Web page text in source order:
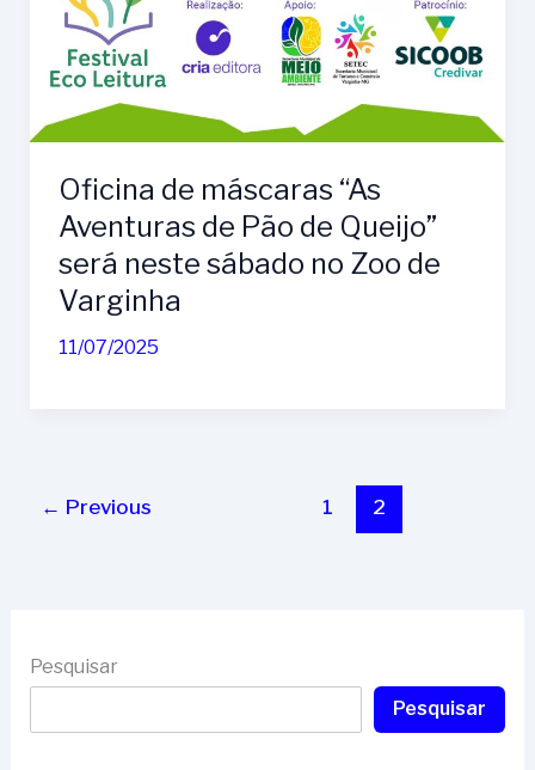
Oficina de máscaras “As
Aventuras de Pão de Queijo”
será neste sábado no Zoo de
Varginha
11/07/2025
← Previous 1 2
Pesquisar
Pesquisar